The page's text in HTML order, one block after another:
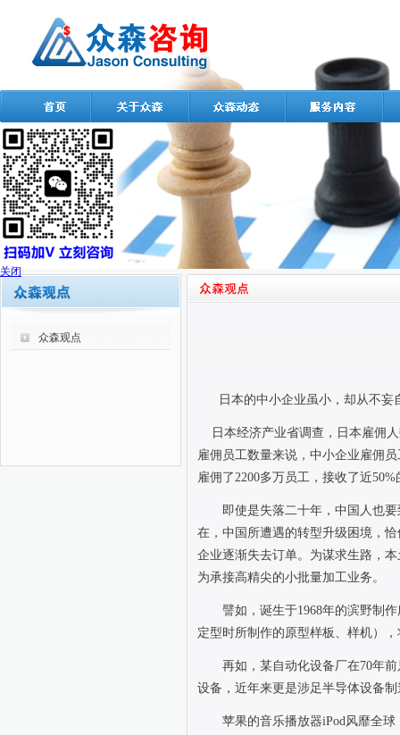
众森观点
日本的中小企业虽小，却从不
日本经济产业省调查，日本雇佣
雇佣员工数量来说，中小企业雇佣
雇佣了2200多万员工，接收了近50%
即使是失落二十年，中国人也
在，中国所遭遇的转型升级困境，恰
企业逐渐失去订单。为谋求生路，
为承接高精尖的小批量加工业务。
譬如，诞生于1968年的滨野制作
定型时所制作的原型样板、样机）
再如，某自动化设备厂在70年前
设备，近年来更是涉足半导体设备
苹果的音乐播放器iPod风靡全
关闭